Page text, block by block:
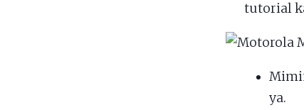
tutorial
ya.